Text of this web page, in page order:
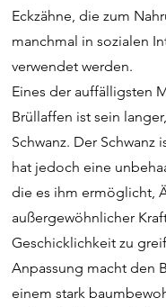
Eckzähne, die zum
manchmal in sozialen
verwendet werden.
Eines der auffälligsten
Brüllaffen ist sein
Schwanz. Der Schwanz
hat jedoch eine
die es ihm ermöglicht,
außergewöhnlicher
Geschicklichkeit zu
Anpassung macht den
einem stark